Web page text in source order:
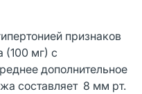
признаков
(100 мг) с
дополнительное
составляет 8 мм рт.